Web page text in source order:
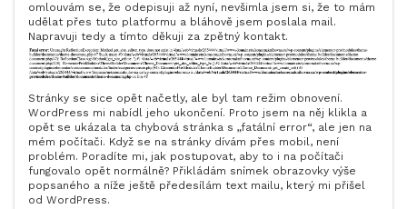
omlouvám se, že odepisuji až nyní, nevšimla jsem si, že to mám
udělat přes tuto platformu a bláhově jsem poslala mail.
Napravuji tedy a tímto děkuji za zpětný kontakt.
Stránky se sice opět načetly, ale byl tam režim obnovení.
WordPress mi nabídl jeho ukončení. Proto jsem na něj klikla a
opět se ukázala ta chybová stránka s „fatální error“, ale jen na
mém počítači. Když se na stránky dívám přes mobil, není
problém. Poradíte mi, jak postupovat, aby to i na počítači
fungovalo opět normálně? Přikládám snímek obrazovky výše
popsaného a níže ještě předesílám text mailu, který mi přišel
od WordPress.